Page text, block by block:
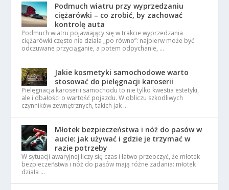
Podmuch wiatru przy wyprzedzaniu
ciężarówki – co zrobić, by zachować
kontrolę auta
Podmuch wiatru pojawiający się w trakcie wyprzedzania
ciężarówki często nie działa „po równo”: najpierw może być
odczuwane przyciąganie, a potem odpychanie, …
Jakie kosmetyki samochodowe warto
stosować do pielęgnacji karoserii
Pielęgnacja karoserii samochodu to nie tylko kwestia estetyki,
ale i dbałości o wartość pojazdu. W obliczu szkodliwych
czynników zewnętrznych, takich jak …
Młotek bezpieczeństwa i nóż do pasów w
aucie: jak używać i gdzie je trzymać w
razie potrzeby
W sytuacji awaryjnej liczy się czas i łatwo przeoczyć, że młotek
bezpieczeństwa i nóż do pasów mają różne zadania: młotek
działa …